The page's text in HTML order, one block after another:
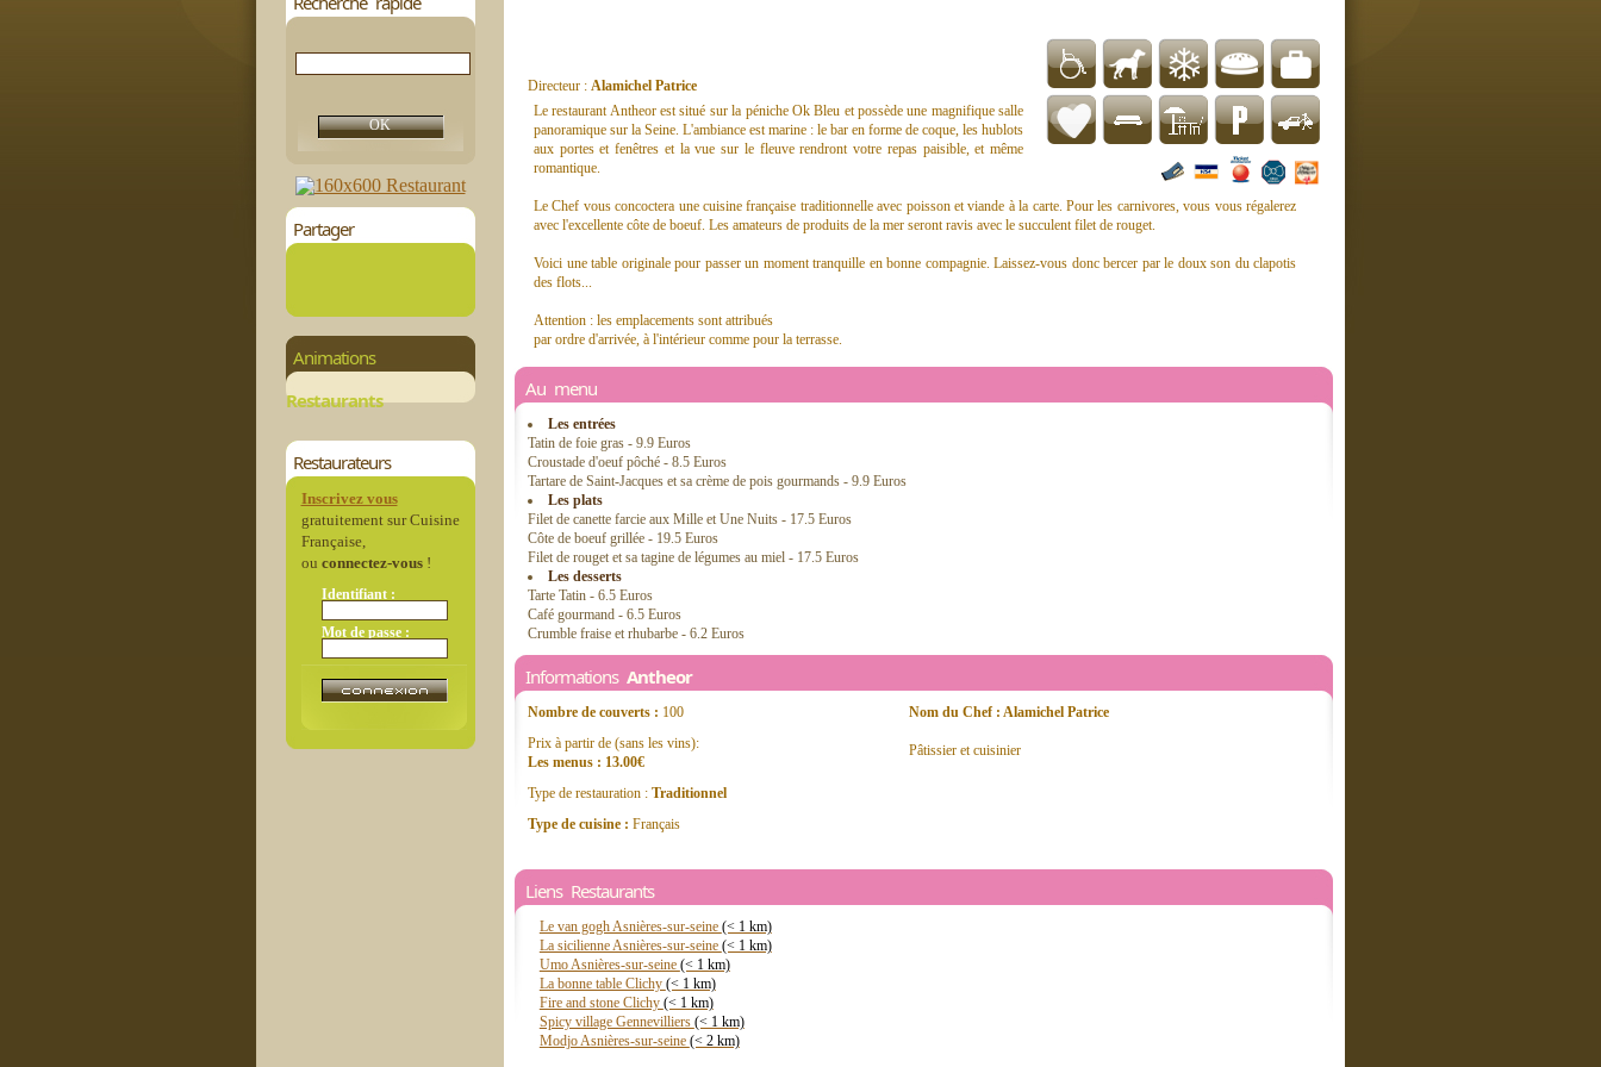
Partager
Animations
Restaurants
Restaurateurs
Inscrivez vous
gratuitement sur Cuisine
Française,
ou connectez-vous!
Identifiant :
Mot de passe :
Directeur : Alamichel Patrice
Le restaurant Antheor est situé sur la péniche Ok Bleu et possède une magnifique salle
panoramique sur la Seine. L'ambiance est marine : le bar en forme de coque, les hublots
aux portes et fenêtres et la vue sur le fleuve rendront votre repas paisible, et même
romantique.
Le Chef vous concoctera une cuisine française traditionnelle avec poisson et viande à la carte. Pour les carnivores, vous vous régalerez
avec l'excellente côte de boeuf. Les amateurs de produits de la mer seront ravis avec le succulent filet de rouget.
Voici une table originale pour passer un moment tranquille en bonne compagnie. Laissez-vous donc bercer par le doux son du clapotis
des flots...
Attention : les emplacements sont attribués
par ordre d'arrivée, à l'intérieur comme pour la terrasse.
Au menu
Les entrées
Tatin de foie gras - 9.9 Euros
Croustade d'oeuf pôché - 8.5 Euros
Tartare de Saint-Jacques et sa crème de pois gourmands - 9.9 Euros
Les plats
Filet de canette farcie aux Mille et Une Nuits - 17.5 Euros
Côte de boeuf grillée - 19.5 Euros
Filet de rouget et sa tagine de légumes au miel - 17.5 Euros
Les desserts
Tarte Tatin - 6.5 Euros
Café gourmand - 6.5 Euros
Crumble fraise et rhubarbe - 6.2 Euros
Informations Antheor
Nombre de couverts : 100
Prix à partir de (sans les vins):
Les menus : 13.00€
Type de restauration : Traditionnel
Type de cuisine : Français
Nom du Chef : Alamichel Patrice
Pâtissier et cuisinier
Liens Restaurants
Le van gogh Asnières-sur-seine (< 1 km)
La sicilienne Asnières-sur-seine (< 1 km)
Umo Asnières-sur-seine (< 1 km)
La bonne table Clichy (< 1 km)
Fire and stone Clichy (< 1 km)
Spicy village Gennevilliers (< 1 km)
Modjo Asnières-sur-seine (< 2 km)